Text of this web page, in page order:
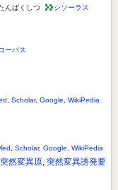
んぱくしつ
シソーラス
ーパス
Scholar, Google WikiPedia
Scholar, Google WikiPedia
突然変異原, 突然変異誘発要